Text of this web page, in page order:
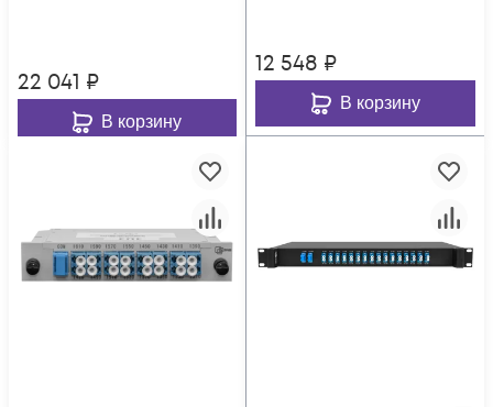
22 041 ₽
В корзину
12 548 ₽
В корзину